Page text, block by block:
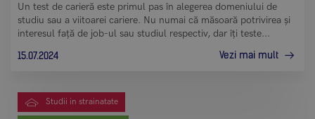
Un test de carieră este primul pas în alegerea domeniului de
studiu sau a viitoarei cariere. Nu numai că măsoară potrivirea și
interesul față de job-ul sau studiul respectiv, dar îți teste...
15.07.2024
Vezi mai mult
Studii in strainatate